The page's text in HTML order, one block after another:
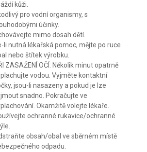
kůži.
pro vodní organismy, s
účinky.
mimo dosah dětí.
li nutná lékařská pomoc, mějte po ruce
nebo štítek výrobku.
ZASAŽENÍ OČÍ: Několik minut opatrně
vodou. Vyjměte kontaktní
jsou-li nasazeny a pokud je lze
snadno. Pokračujte ve
Okamžitě volejte lékaře.
ochranné rukavice/ochranné
obsah/obal ve sběrném místě
odpadu.